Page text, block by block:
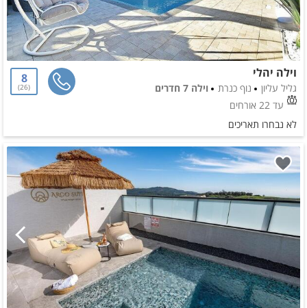
וילה יהלי
גליל עליון נוף כנרת
וילה 7 חדרים
עד 22 אורחים
8
26
לא נבחרו תאריכים